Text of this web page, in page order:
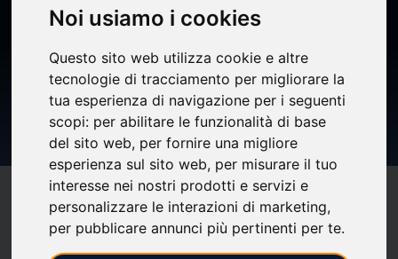
Noi usiamo i cookies
Questo sito web utilizza cookie e altre
tecnologie di tracciamento per migliorare la
tua esperienza di navigazione per i seguenti
scopi: per abilitare le funzionalità di base
del sito web, per fornire una migliore
esperienza sul sito web, per misurare il tuo
interesse nei nostri prodotti e servizi e
personalizzare le interazioni di marketing,
per pubblicare annunci più pertinenti per te.
Famase asume la gestión del
Facility Management del
edificio Infinito Delicias,
espacio premiado y con
certificado BREEAM - chp
Compatibility help
(0)bookmark_borderupload Share